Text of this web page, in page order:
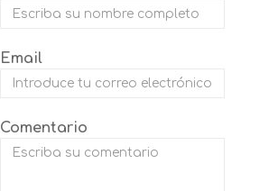
Email
Comentario